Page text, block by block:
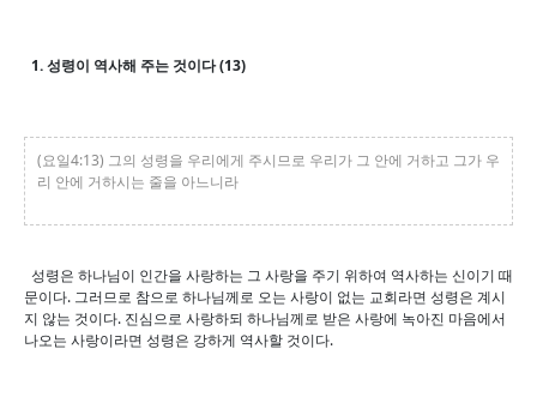
1. 성령이 역사해 주는 것이다 (13)
(요일4:13) 그의 성령을 우리에게 주시므로 우리가 그 안에 거하고 그가 우
리 안에 거하시는 줄을 아느니라
성령은 하나님이 인간을 사랑하는 그 사랑을 주기 위하여 역사하는 신이기 때
문이다. 그러므로 참으로 하나님께로 오는 사랑이 없는 교회라면 성령은 계시
지 않는 것이다. 진심으로 사랑하되 하나님께로 받은 사랑에 녹아진 마음에서
나오는 사랑이라면 성령은 강하게 역사할 것이다.